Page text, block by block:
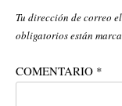
Tu dirección de correo
obligatorios están
COMENTARIO *